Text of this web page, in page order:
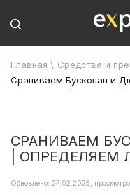
Главная \ Средства и
Сраниваем Бускопан и
СРАНИВАЕМ
| ОПРЕДЕЛЯЕМ
Обновлено: 27.02.2025,